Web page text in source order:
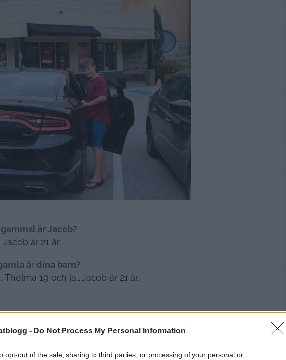
- Do Not Process My Personal Information
opt-out of the sale, sharing to third parties, or processing of your personal or
är Jacob?
Jacob är 21 år.
är dina barn?
Thelma 19 och ja….Jacob är 21 år.